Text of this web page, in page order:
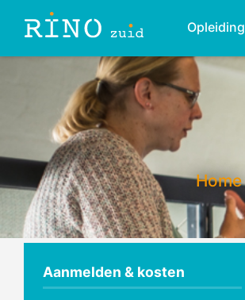
Home
Aanmelden & kosten